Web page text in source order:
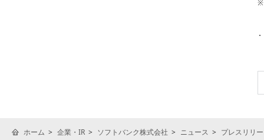
※
ホーム 企業・IR ソフトバンク株式会社 ニュース プレスリリ